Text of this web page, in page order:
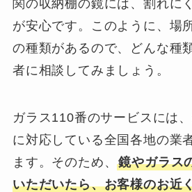
関の収納棚の鏡には、割れに
が安心です。このように、場
の種類があるので、どんな種
者に相談してみましょう。
ガラス110番のサービスには
に対応している全国各地の業
ます。そのため、鏡やガラス
いただいたら、お客様のお近